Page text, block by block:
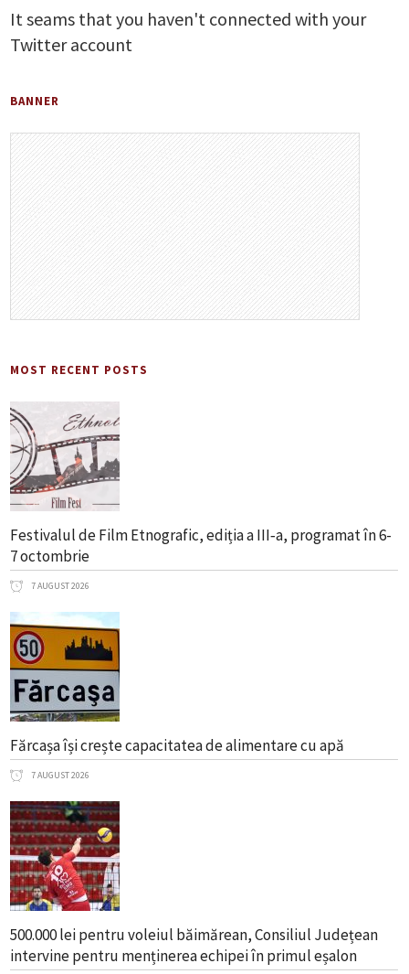
It seams that you haven't connected with your
Twitter account
BANNER
MOST RECENT POSTS
Festivalul de Film Etnografic, ediția a III‑a, programat în 6-
7 octombrie
7 AUGUST 2026
Fărcașa își crește capacitatea de alimentare cu apă
7 AUGUST 2026
500.000 lei pentru voleiul băimărean, Consiliul Județean
intervine pentru menținerea echipei în primul eșalon